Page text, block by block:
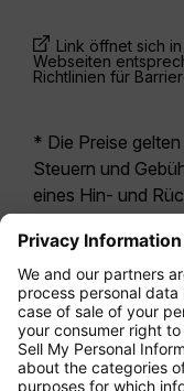
Link öffnet sich
Webseiten
Richtlinien für
* Die Preise
Steuern und
eines Hin- und
möglicherweise
Economy Class
sich i.d.R. um
Tarifoption. Es
für
Leistungen